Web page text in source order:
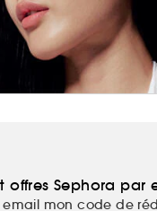
offres Sephora par
email mon code de